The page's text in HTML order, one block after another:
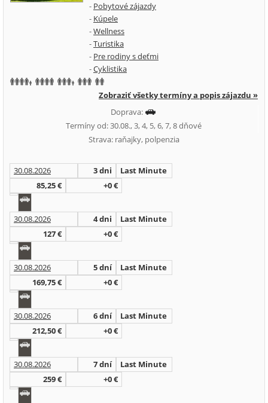
- Pobytové zájazdy
- Kúpele
-Wellness
-Turistika
- Pre rodiny s deťmi
-Cyklistika
Zobraziť všetky termíny a popis zájazdu »
Doprava:
Termíny od: 30.08., 3, 4, 5, 6, 7, 8 dňové
Strava: raňajky, polpenzia
30.08.2026 3 dni
Last Minute
85,25 €
+0 €
30.08.2026 4 dni
Last Minute
127 €
+0 €
30.08.2026 5 dní
Last Minute
169,75 €
+0 €
30.08.2026 6 dní
Last Minute
212,50 €
+0 €
30.08.2026 7 dní
Last Minute
259 €
+0 €